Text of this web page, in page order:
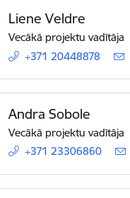
Liene Veldre
Vecākā projektu vadītāja
+371 20448878
Andra Sobole
Vecākā projektu vadītāja
+371 23306860